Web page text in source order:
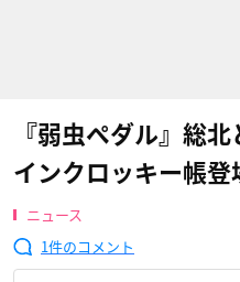
『弱虫ペダル』総
インクロッキー帳登
ニュース
1